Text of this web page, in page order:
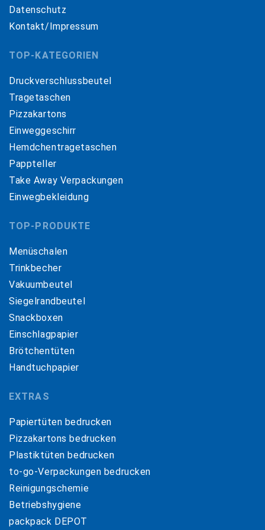
Datenschutz
Kontakt/Impressum
TOP-KATEGORIEN
Druckverschlussbeutel
Tragetaschen
Pizzakartons
Einweggeschirr
Hemdchentragetaschen
Pappteller
Take Away Verpackungen
Einwegbekleidung
TOP-PRODUKTE
Menüschalen
Trinkbecher
Vakuumbeutel
Siegelrandbeutel
Snackboxen
Einschlagpapier
Brötchentüten
Handtuchpapier
EXTRAS
Papiertüten bedrucken
Pizzakartons bedrucken
Plastiktüten bedrucken
to-go-Verpackungen bedrucken
Reinigungschemie
Betriebshygiene
packpack DEPOT